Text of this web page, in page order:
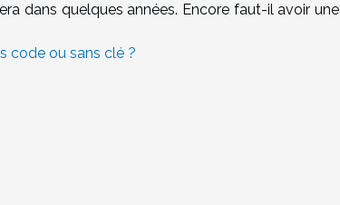
dans quelques années. Encore faut-il avoir une
code ou sans clé ?